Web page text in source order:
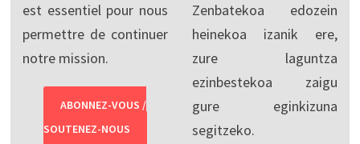
est essentiel pour nous
permettre de continuer
notre mission.
ABONNEZ-VOUS /
SOUTENEZ-NOUS
Zenbatekoa edozein
heinekoa izanik ere,
zure laguntza
ezinbestekoa zaigu
gure eginkizuna
segitzeko.